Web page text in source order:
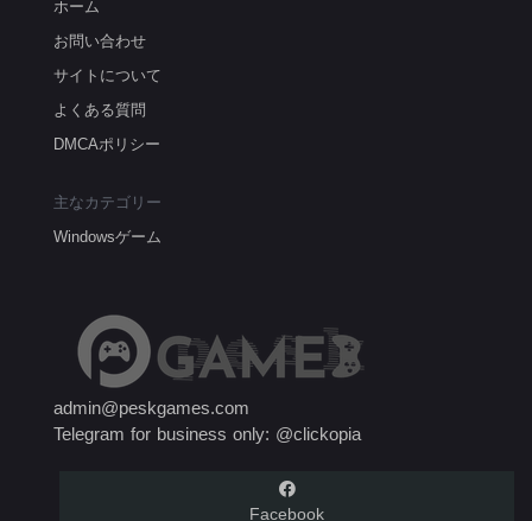
ホーム
お問い合わせ
サイトについて
よくある質問
DMCAポリシー
主なカテゴリー
Windowsゲーム
admin@peskgames.com
Telegram for business only: @clickopia
Facebook